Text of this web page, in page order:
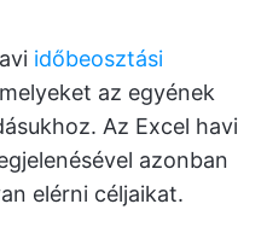
időbeosztási
az egyének
Az Excel havi
azonban
elérni céljaikat.